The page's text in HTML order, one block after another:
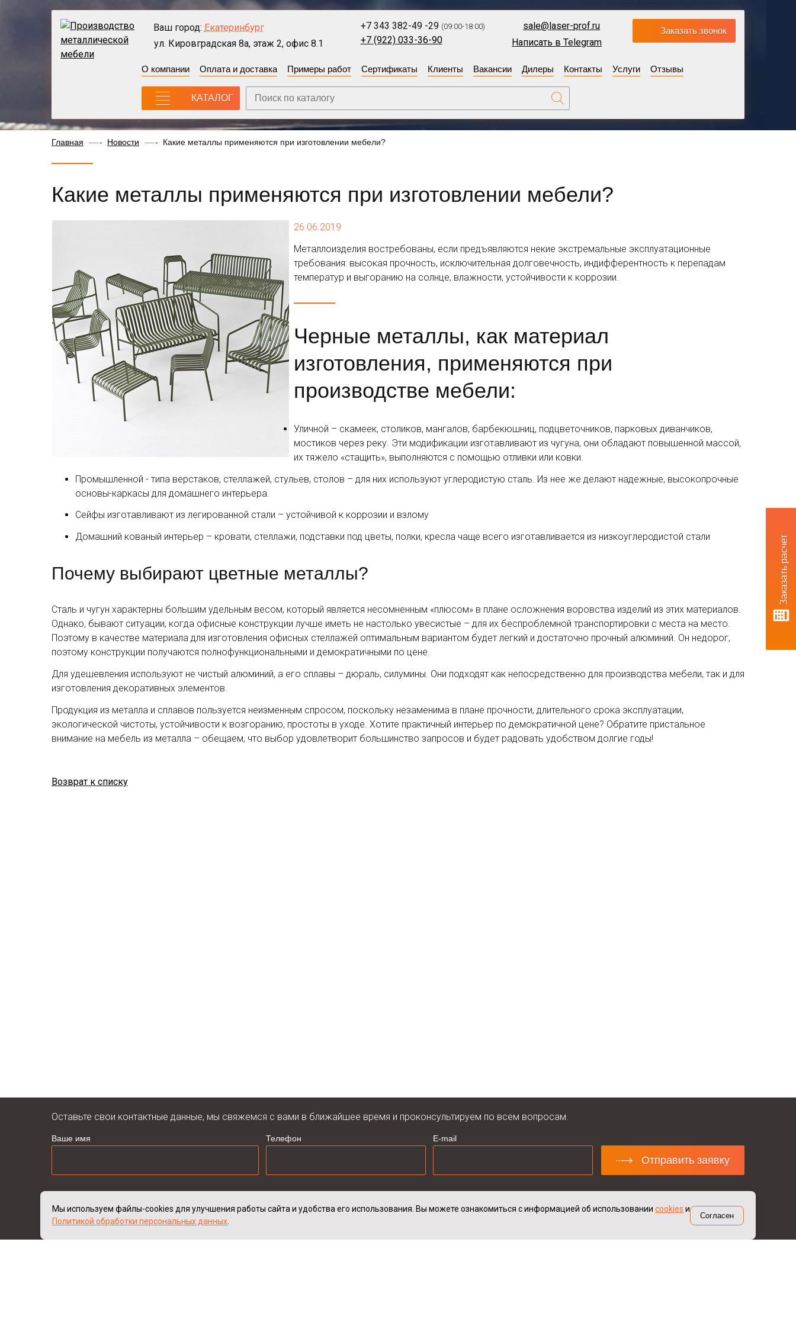
Заказать расчет
Ваш город: Екатеринбург
ул. Кировградская 8а, этаж 2, офис 8.1
+7 343 382-49 -29 (09:00-18:00)
+7 (922) 033-36-90
sale@laser-prof.ru
Написать в Telegram
Заказать звонок
О компании Оплата и доставка Примеры работ Сертификаты Клиенты Вакансии Дилеры Контакты Услуги Отзывы
КАТАЛОГ
Главная Новости Какие металлы применяются при изготовлении мебели?
Какие металлы применяются при изготовлении мебели?
26.06.2019
Металлоизделия востребованы, если предъявляются некие экстремальные эксплуатационные
требования: высокая прочность, исключительная долговечность, индифферентность к перепадам
температур и выгоранию на солнце, влажности, устойчивости к коррозии.
Черные металлы, как материал
изготовления, применяются при
производстве мебели:
Уличной – скамеек, столиков, мангалов, барбекюшниц, подцветочников, парковых диванчиков,
мостиков через реку. Эти модификации изготавливают из чугуна, они обладают повышенной массой,
их тяжело «стащить», выполняются с помощью отливки или ковки.
Промышленной - типа верстаков, стеллажей, стульев, столов – для них используют углеродистую сталь. Из нее же делают надежные, высокопрочные
основы-каркасы для домашнего интерьера.
Сейфы изготавливают из легированной стали – устойчивой к коррозии и взлому
Домашний кованый интерьер – кровати, стеллажи, подставки под цветы, полки, кресла чаще всего изготавливается из низкоуглеродистой стали
Почему выбирают цветные металлы?
Сталь и чугун характерны большим удельным весом, который является несомненным «плюсом» в плане осложнения воровства изделий из этих материалов.
Однако, бывают ситуации, когда офисные конструкции лучше иметь не настолько увесистые – для их беспроблемной транспортировки с места на место.
Поэтому в качестве материала для изготовления офисных стеллажей оптимальным вариантом будет легкий и достаточно прочный алюминий. Он недорог,
поэтому конструкции получаются полнофункциональными и демократичными по цене.
Для удешевления используют не чистый алюминий, а его сплавы – дюраль, силумины. Они подходят как непосредственно для производства мебели, так и для
изготовления декоративных элементов.
Продукция из металла и сплавов пользуется неизменным спросом, поскольку незаменима в плане прочности, длительного срока эксплуатации,
экологической чистоты, устойчивости к возгоранию, простоты в уходе. Хотите практичный интерьер по демократичной цене? Обратите пристальное
внимание на мебель из металла – обещаем, что выбор удовлетворит большинство запросов и будет радовать удобством долгие годы!
Возврат к списку
Оставьте свои контактные данные, мы свяжемся с вами в ближайшее время и проконсультируем по всем вопросам.
Ваше имя Телефон E-mail
Отправить заявку
Я даю согласие на передачу моих персональных данных третьим лицам в рамкахПолитики обработки персональных данных
Я соглашаюсь на получение информационных и рекламных сообщений на указанные контактные данные
Мы используем файлы-cookies для улучшения работы сайта и удобства его использования. Вы можете ознакомиться с информацией об использовании cookies и
Политикой обработки персональных данных
Согласен